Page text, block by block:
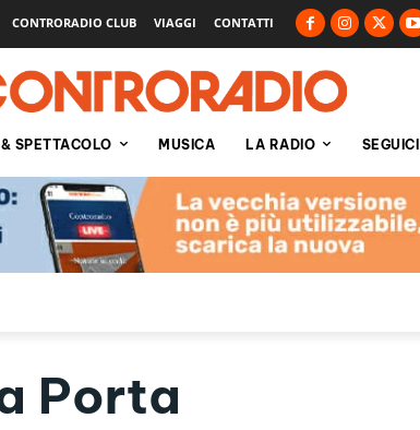
CONTRORADIO CLUB VIAGGI CONTATTI
SPETTACOLO MUSICA LA RADIO SEGUICI
Porta